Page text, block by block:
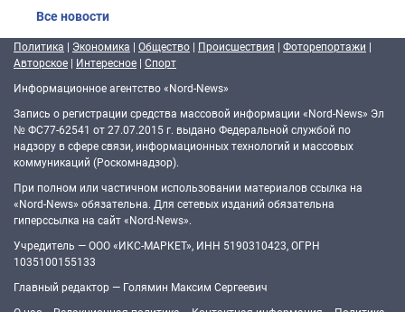
Все новости
Политика | Экономика | Общество | Происшествия | Фоторепортажи |
Авторское | Интересное | Спорт
Информационное агентство «Nord-News»
Запись о регистрации средства массовой информации «Nord-News» Эл
№ ФС77-62541 от 27.07.2015 г. выдано Федеральной службой по
надзору в сфере связи, информационных технологий и массовых
коммуникаций (Роскомнадзор).
При полном или частичном использовании материалов ссылка на
«Nord-News» обязательна. Для сетевых изданий обязательна
гиперссылка на сайт «Nord-News».
Учредитель — ООО «ИКС-МАРКЕТ», ИНН 5190310423, ОГРН
1035100155133
Главный редактор — Голямин Максим Сергеевич